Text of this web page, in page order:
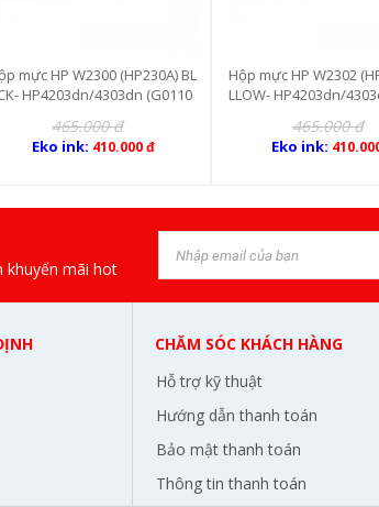
mực HP W2302 (HP230A) YE
HP4203dn/4303dn (G011
465.000 đ
Eko ink: 410.000 đ
Hộp mực HP W2301
AN- HP4203dn/4303dn
465.000 đ
Eko ink:
khuyến mãi hot
CHĂM SÓC KHÁCH HÀNG
Hỗ trợ kỹ thuật
Hướng dẫn thanh toán
Bảo mật thanh toán
Thông tin thanh toán